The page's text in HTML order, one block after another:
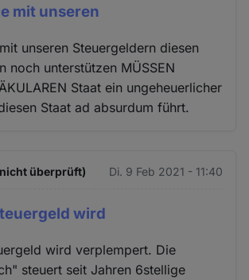
mit unseren
unseren Steuergeldern diesen
noch unterstützen MÜSSEN
Staat ein ungeheuerlicher
Staat ad absurdum führt.
überprüft) Di. 9 Feb 2021 - 11:40
wird
wird verplempert. Die
steuert seit Jahren 6stellige